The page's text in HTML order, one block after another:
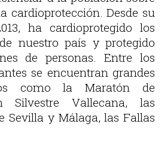
cardioprotección. Desde su
ha cardioprotegido los
nuestro país y protegido
de personas. Entre los
se encuentran grandes
como la Maratón de
Silvestre Vallecana, las
Sevilla y Málaga, las Fallas